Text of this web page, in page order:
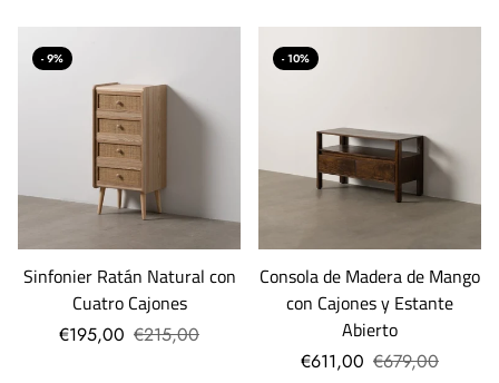
- 9%
Sinfonier Ratán Natural con
Cuatro Cajones
€195,00 €215,00
- 10%
Consola de Madera de Mango
con Cajones y Estante
Abierto
€611,00 €679,00